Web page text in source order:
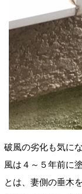
破風の劣化も気に
風は４～５年前に
とは、妻側の垂木